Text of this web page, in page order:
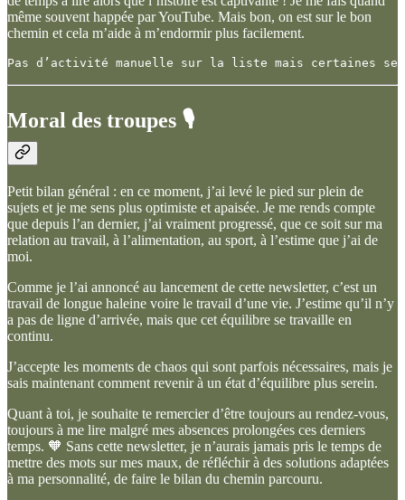
même souvent happée par YouTube. Mais bon, on est sur le bon
chemin et cela m’aide à m’endormir plus facilement.
Pas d’activité manuelle sur la liste mais certaines se
Moral des troupes 🎙️
Petit bilan général : en ce moment, j’ai levé le pied sur plein de
sujets et je me sens plus optimiste et apaisée. Je me rends compte
que depuis l’an dernier, j’ai vraiment progressé, que ce soit sur ma
relation au travail, à l’alimentation, au sport, à l’estime que j’ai de
moi.
Comme je l’ai annoncé au lancement de cette newsletter, c’est un
travail de longue haleine voire le travail d’une vie. J’estime qu’il n’y
a pas de ligne d’arrivée, mais que cet équilibre se travaille en
continu.
J’accepte les moments de chaos qui sont parfois nécessaires, mais je
sais maintenant comment revenir à un état d’équilibre plus serein.
Quant à toi, je souhaite te remercier d’être toujours au rendez-vous,
toujours à me lire malgré mes absences prolongées ces derniers
temps. 🧡 Sans cette newsletter, je n’aurais jamais pris le temps de
mettre des mots sur mes maux, de réfléchir à des solutions adaptées
à ma personnalité, de faire le bilan du chemin parcouru.